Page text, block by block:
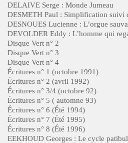
DELAIVE Serge : Monde Jumeau
DESMETH Paul : Simplification suivi
DESNOUES Lucienne : L’orgue
DEVOLDER Eddy : L’homme qui
Disque Vert n° 2
Disque Vert n° 3
Disque Vert n° 4
Écritures n° 1 (octobre 1991)
Écritures n° 2 (avril 1992)
Écritures n° 3/4 (octobre 92)
Écritures n° 5 ( automne 93)
Écritures n° 6 (Été 1994)
Écritures n° 7 (Été 1995)
Écritures n° 8 (Été 1996)
EEKHOUD Georges : Le cycle